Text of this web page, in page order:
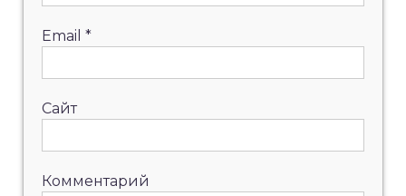
Email *
Сайт
Комментарий